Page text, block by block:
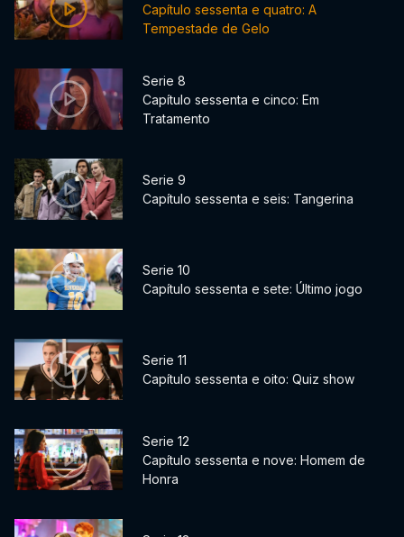
Capítulo sessenta e quatro: A
Tempestade de Gelo
Serie 8
Capítulo sessenta e cinco: Em
Tratamento
Serie 9
Capítulo sessenta e seis: Tangerina
Serie 10
Capítulo sessenta e sete: Último jogo
Serie 11
Capítulo sessenta e oito: Quiz show
Serie 12
Capítulo sessenta e nove: Homem de
Honra